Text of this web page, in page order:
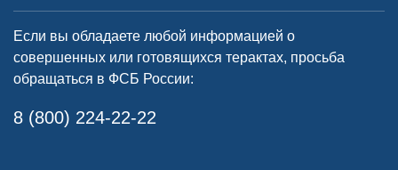
Если вы обладаете любой информацией о
совершенных или готовящихся терактах, просьба
обращаться в ФСБ России:
8 (800) 224-22-22